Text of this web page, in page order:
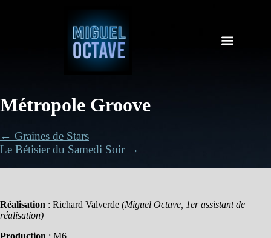
Métropole Groove
← Graines de Stars
Le Bétisier du Samedi Soir →
Réalisation : Richard Valverde (Miguel Octave, 1er assistant de
réalisation)
Production : M6